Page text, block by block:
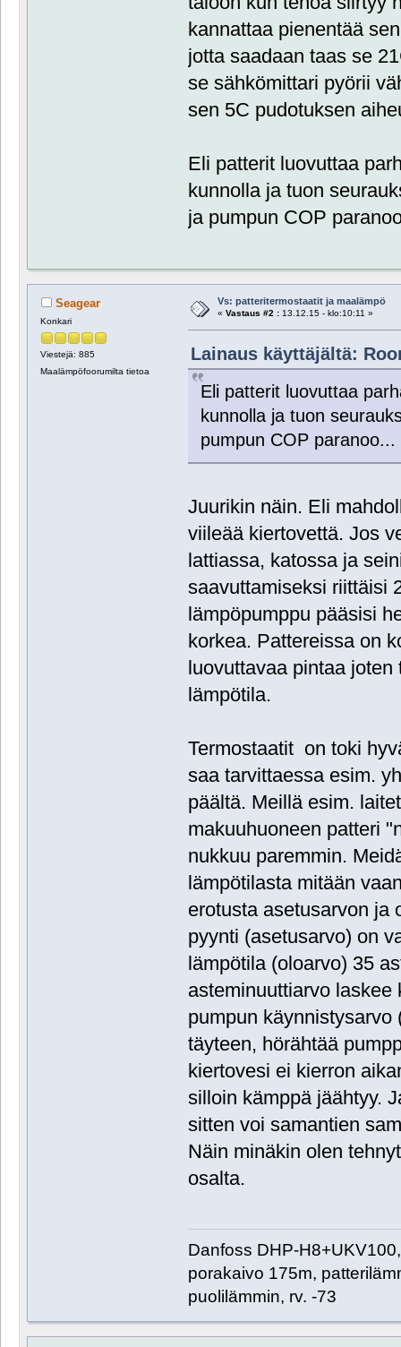
kannattaa pienentää
jotta saadaan taas se
se sähkömittari pyörii
sen 5C pudotuksen
Eli patterit luovuttaa
kunnolla ja tuon
ja pumpun COP
Seagear
Konkari
Viestejä: 885
Maalämpöfoorumilta tietoa
Vs: patteritermostaatit ja maalämpö
« Vastaus #2 :13.12.15 - klo:10:11 »
Lainaus käyttäjältä:
Eli patterit luovuttaa
kunnolla ja tuon
pumpun COP paranoo...
Juurikin näin. Eli
viileää kiertovettä. Jos
lattiassa, katossa ja
saavuttamiseksi riittäisi
lämpöpumppu pääsisi
korkea. Pattereissa on
luovuttavaa pintaa
lämpötila.
Termostaatit on toki
saa tarvittaessa esim.
päältä. Meillä esim.
makuuhuoneen patteri
nukkuu paremmin.
lämpötilasta mitään
erotusta asetusarvon ja
pyynti (asetusarvo) on
lämpötila (oloarvo) 35
asteminuuttiarvo
pumpun käynnistysarvo
täyteen, hörähtää
kiertovesi ei kierron
silloin kämppä jäähtyy.
sitten voi samantien
Näin minäkin olen
osalta.
Danfoss DHP-H8+UKV100,
porakaivo 175m,
puolilämmin, rv. -73